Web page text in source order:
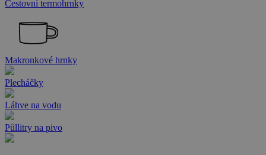
Cestovní termohrnky
Makronkové hrnky
Plecháčky
Láhve na vodu
Půllitry na pivo